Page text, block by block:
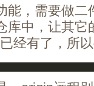
能，需要做二
库中，让其它
经有了，所